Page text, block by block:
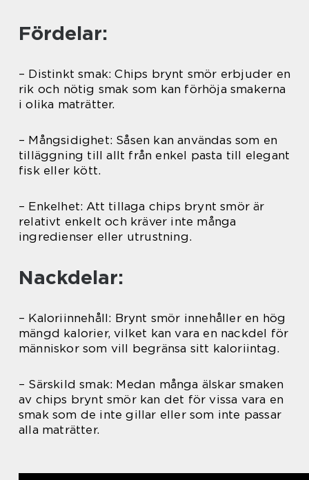
Fördelar:
– Distinkt smak: Chips brynt smör erbjuder en
rik och nötig smak som kan förhöja smakerna
i olika maträtter.
– Mångsidighet: Såsen kan användas som en
tilläggning till allt från enkel pasta till elegant
fisk eller kött.
– Enkelhet: Att tillaga chips brynt smör är
relativt enkelt och kräver inte många
ingredienser eller utrustning.
Nackdelar:
– Kaloriinnehåll: Brynt smör innehåller en hög
mängd kalorier, vilket kan vara en nackdel för
människor som vill begränsa sitt kaloriintag.
– Särskild smak: Medan många älskar smaken
av chips brynt smör kan det för vissa vara en
smak som de inte gillar eller som inte passar
alla maträtter.